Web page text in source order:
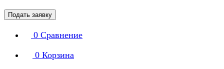
Подать заявку
0 Сравнение
0 Корзина